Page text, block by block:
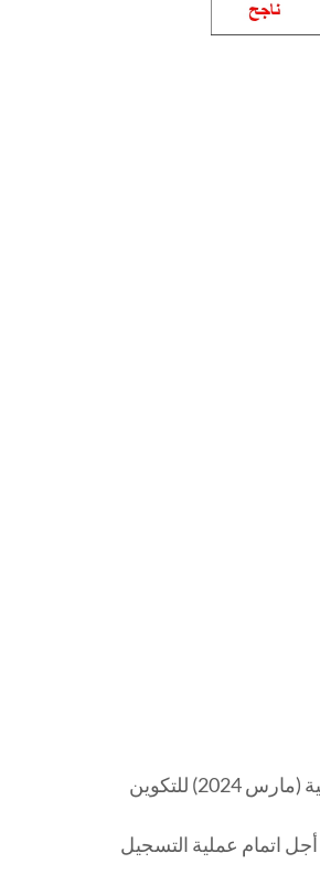
تعلم ادارة المركز المكثف للغات عن انطلاق عملية إعادة التسجيل في الدورة الثانية (مارس 2024) للتكوين
أجل اتمام عملية التسجيل